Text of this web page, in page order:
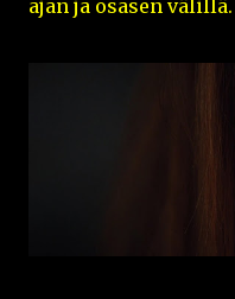
ajan ja osasen välillä.